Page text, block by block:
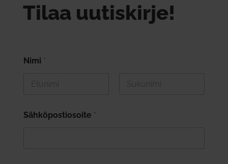
Tilaa uutiskirje!
Nimi *
Sähköpostiosoite *